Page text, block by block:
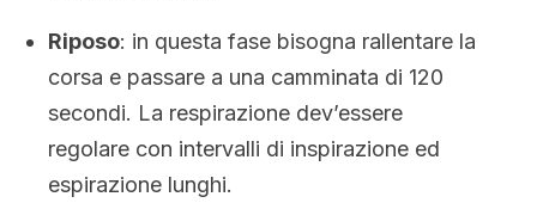
Riposo: in questa fase bisogna rallentare la
corsa e passare a una camminata di 120
secondi. La respirazione dev’essere
regolare con intervalli di inspirazione ed
espirazione lunghi.